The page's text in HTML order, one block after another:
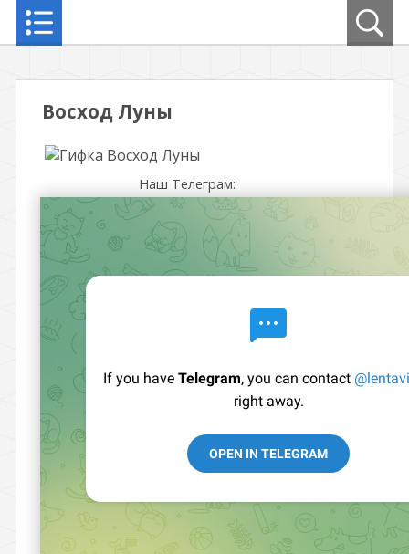
Восход Луны
Наш Телеграм: